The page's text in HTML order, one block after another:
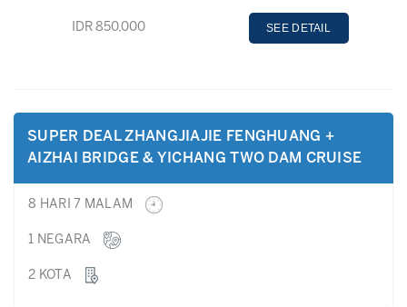
IDR 850,000 SEE DETAIL
SUPER DEAL ZHANGJIAJIE FENGHUANG +
AIZHAI BRIDGE & YICHANG TWO DAM CRUISE
8 HARI 7 MALAM
1 NEGARA
2 KOTA